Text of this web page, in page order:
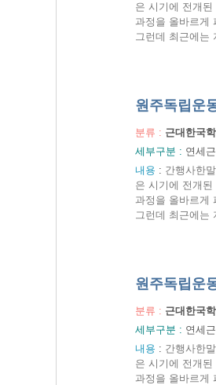
은 시기에 전개
과정을 올바르게
그런데 최근에는
원주독립운
분류 : 근대한국
세부구분 : 연세
내용 : 간행사한
은 시기에 전개
과정을 올바르게
그런데 최근에는
원주독립운
분류 : 근대한국
세부구분 : 연세
내용 : 간행사한
은 시기에 전개
과정을 올바르게